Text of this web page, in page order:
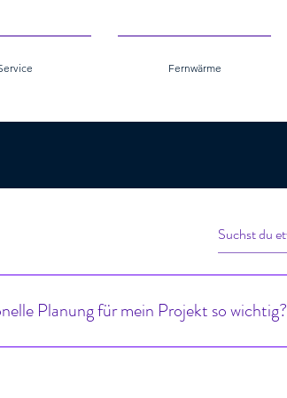
Fernwärme
Planung für mein Projekt so wichtig?